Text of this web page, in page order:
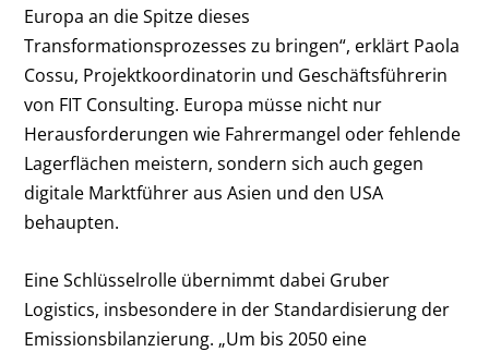
Europa an die Spitze dieses
Transformationsprozesses zu bringen“, erklärt Paola
Cossu, Projektkoordinatorin und Geschäftsführerin
von FIT Consulting. Europa müsse nicht nur
Herausforderungen wie Fahrermangel oder fehlende
Lagerflächen meistern, sondern sich auch gegen
digitale Marktführer aus Asien und den USA
behaupten.
Eine Schlüsselrolle übernimmt dabei Gruber
Logistics, insbesondere in der Standardisierung der
Emissionsbilanzierung. „Um bis 2050 eine